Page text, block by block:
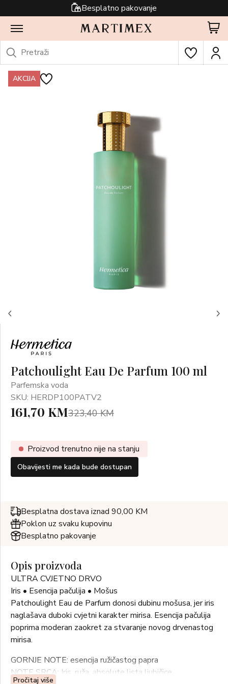
Besplatno pakovanje
AKCIJA
Patchoulight Eau De Parfum 100 ml
Parfemska voda
SKU: HERDP100PATV2
161,70 KM323,40 KM
Proizvod trenutno nije na stanju
Obavijesti me kada bude dostupan
Besplatna dostava iznad 90,00 KM
Poklon uz svaku kupovinu
Besplatno pakovanje
Opis proizvoda
ULTRA CVJETNO DRVO
Iris • Esencija pačulija • Mošus
Patchoulight Eau de Parfum donosi dubinu mošusa, jer iris
naglašava duboki cvjetni karakter mirisa. Esencija pačulija
poprima moderan zaokret za stvaranje novog drvenastog
mirisa.
GORNJE NOTE: esencija ružičastog papra
NOTE SRCA: Iris, ruža, absolute lista ljubičice
Pročitaj više